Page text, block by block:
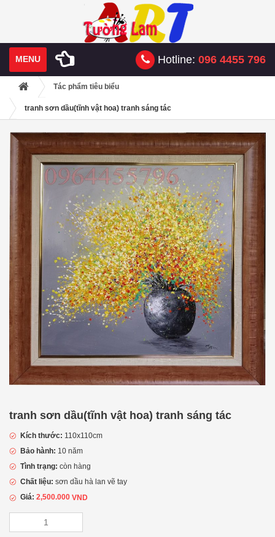
MENU Hotline: 096 4455 796
Tác phẩm tiêu biểu
tranh sơn dầu(tĩnh vật hoa) tranh sáng tác
tranh sơn dầu(tĩnh vật hoa) tranh sáng tác
Kích thước: 110x110cm
Bảo hành: 10 năm
Tình trạng: còn hàng
Chất liệu: sơn dầu hà lan vẽ tay
Giá: 2,500.000 VND